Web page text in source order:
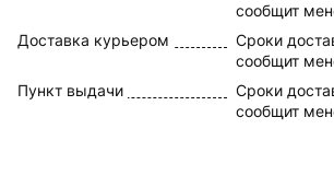
сообщит
Доставка курьером
Сроки
сообщит
Пункт выдачи
Сроки
сообщит